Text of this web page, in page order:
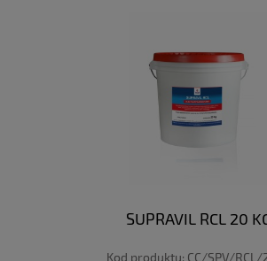
SUPRAVIL RCL 20
Kod produktu: CC/SPV/RCL/